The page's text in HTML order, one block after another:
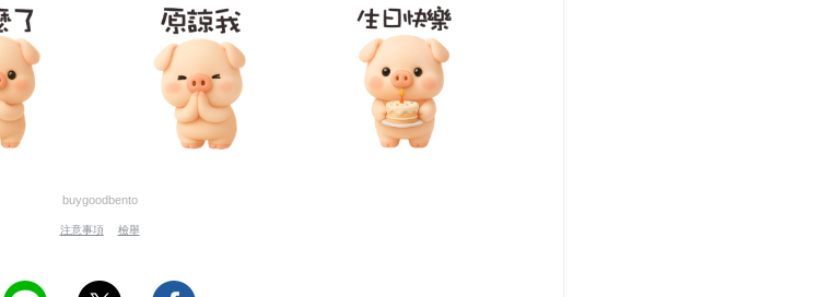
buygoodbento
注意事項 檢舉